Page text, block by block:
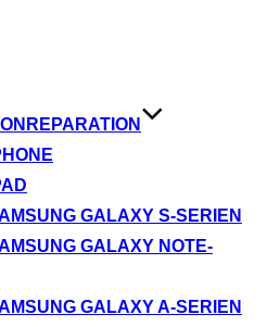
GALAXY S-SERIEN
GALAXY NOTE-
GALAXY A-SERIEN